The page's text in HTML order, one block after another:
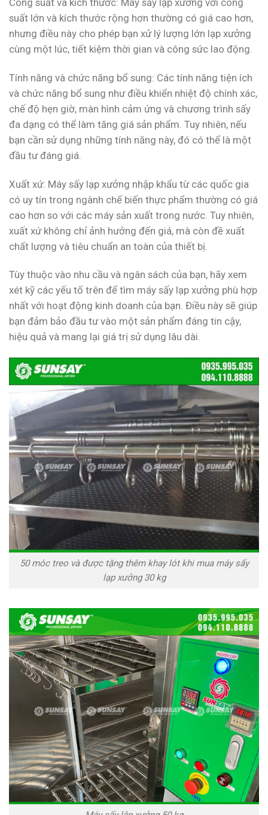
suất lớn và kích thước rộng hơn thường có giá cao hơn,
nhưng điều này cho phép bạn xử lý lượng lớn lạp xưởng
cùng một lúc, tiết kiệm thời gian và công sức lao động.
Tính năng và chức năng bổ sung: Các tính năng tiện ích
và chức năng bổ sung như điều khiển nhiệt độ chính xác,
chế độ hẹn giờ, màn hình cảm ứng và chương trình sấy
đa dạng có thể làm tăng giá sản phẩm. Tuy nhiên, nếu
bạn cần sử dụng những tính năng này, đó có thể là một
đầu tư đáng giá.
Xuất xứ: Máy sấy lạp xưởng nhập khẩu từ các quốc gia
có uy tín trong ngành chế biến thực phẩm thường có giá
cao hơn so với các máy sản xuất trong nước. Tuy nhiên,
xuất xứ không chỉ ảnh hưởng đến giá, mà còn đề xuất
chất lượng và tiêu chuẩn an toàn của thiết bị.
Tùy thuộc vào nhu cầu và ngân sách của bạn, hãy xem
xét kỹ các yếu tố trên để tìm máy sấy lạp xưởng phù hợp
nhất với hoạt động kinh doanh của bạn. Điều này sẽ giúp
bạn đảm bảo đầu tư vào một sản phẩm đáng tin cậy,
hiệu quả và mang lại giá trị sử dụng lâu dài.
50 móc treo và được tặng thêm khay lót khi mua máy sấy
lạp xưởng 30 kg